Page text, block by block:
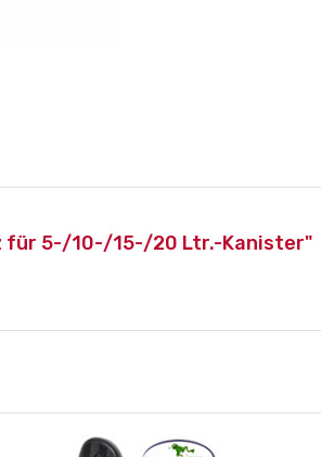
für 5-/10-/15-/20 Ltr.-Kanister"